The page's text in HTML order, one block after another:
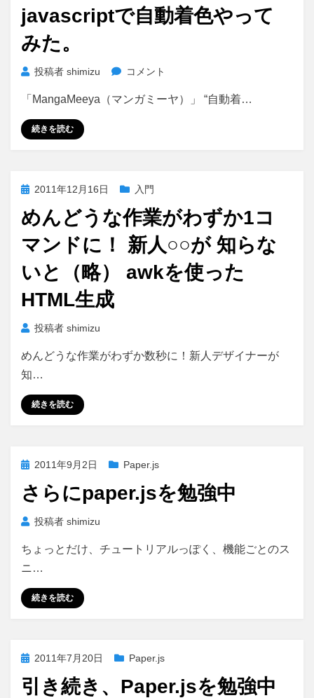
イ
ト
け
い
日:
javascriptで自動着色やって
みた。
投稿者 shimizu
javascript
自
て
み
た。
に
コメント
「MangaMeeya（マンガミーヤ）」 “自動着…
続きを読む
投
日:
2011年12月16日 入門
めんどうな作業がわずか1コ
マンドに！ 新人○○が 知らな
いと（略） awkを使った
HTML生成
投稿者 shimizu
めんどうな作業がわずか数秒に！新人デザイナーが
知…
続きを読む
投
日:
2011年9月2日 Paper.js
さらにpaper.jsを勉強中
投稿者 shimizu
ちょっとだけ、チュートリアルっぽく、機能ごとのス
ニ…
続きを読む
投
日:
2011年7月20日 Paper.js
引き続き、Paper.jsを勉強中